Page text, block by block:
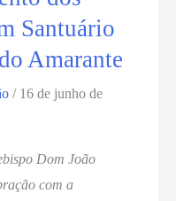
Santuário
Amarante
/ 16 de junho de
Dom João
com a